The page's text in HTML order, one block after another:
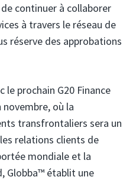
continuer à collaborer
à travers le réseau de
réserve des approbations
le prochain G20 Finance
novembre, où la
transfrontaliers sera un
relations clients de
mondiale et la
Globba™ établit une